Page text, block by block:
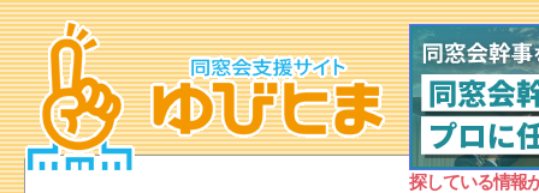
探している情報